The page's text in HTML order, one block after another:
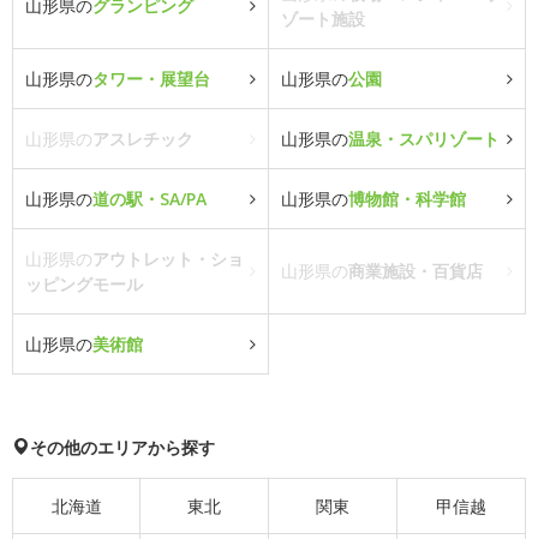
山形県のグランピング
ゾート施設
山形県のタワー・展望台 山形県の公園
山形県のアスレチック 山形県の温泉・スパリゾート
山形県の道の駅・SA/PA 山形県の博物館・科学館
山形県のアウトレット・ショ
ッピングモール
山形県の商業施設・百貨店
山形県の美術館
その他のエリアから探す
北海道 東北 関東 甲信越